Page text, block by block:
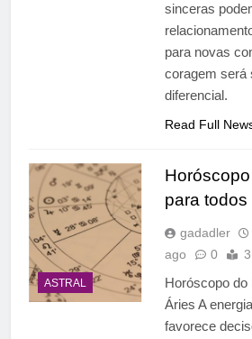
sinceras
para novas
coragem será
diferencial.
Read Full
ASTRAL
para
gadadler
ago
0
Horóscopo do
Áries A
favorece